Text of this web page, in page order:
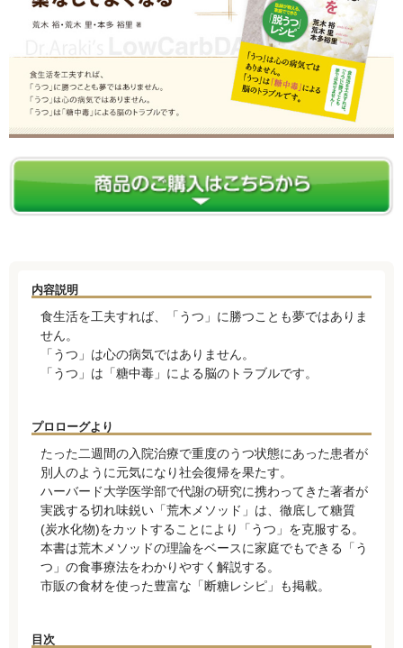
内容説明
食生活を工夫すれば、「うつ」に勝つことも夢ではありま
せん。
「うつ」は心の病気ではありません。
「うつ」は「糖中毒」による脳のトラブルです。
プロローグより
たった二週間の入院治療で重度のうつ状態にあった患者が
別人のように元気になり社会復帰を果たす。
ハーバード大学医学部で代謝の研究に携わってきた著者が
実践する切れ味鋭い「荒木メソッド」は、徹底して糖質
(炭水化物)をカットすることにより「うつ」を克服する。
本書は荒木メソッドの理論をベースに家庭でもできる「う
つ」の食事療法をわかりやすく解説する。
市販の食材を使った豊富な「断糖レシピ」も掲載。
目次